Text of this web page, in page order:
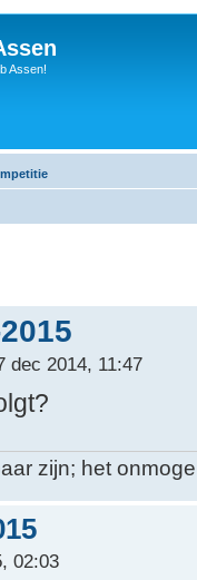
Assen!
dec 2014, 11:47
zijn; het
02:03